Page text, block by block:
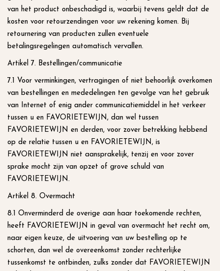
van het product onbeschadigd is, waarbij tevens geldt dat de
kosten voor retourzendingen voor uw rekening komen. Bij
retournering van producten zullen eventuele
betalingsregelingen automatisch vervallen.
Artikel 7. Bestellingen/communicatie
7.1 Voor verminkingen, vertragingen of niet behoorlijk overkomen
van bestellingen en mededelingen ten gevolge van het gebruik
van Internet of enig ander communicatiemiddel in het verkeer
tussen u en FAVORIETEWIJN, dan wel tussen
FAVORIETEWIJN en derden, voor zover betrekking hebbend
op de relatie tussen u en FAVORIETEWIJN, is
FAVORIETEWIJN niet aansprakelijk, tenzij en voor zover
sprake mocht zijn van opzet of grove schuld van
FAVORIETEWIJN.
Artikel 8. Overmacht
8.1 Onverminderd de overige aan haar toekomende rechten,
heeft FAVORIETEWIJN in geval van overmacht het recht om,
naar eigen keuze, de uitvoering van uw bestelling op te
schorten, dan wel de overeenkomst zonder rechterlijke
tussenkomst te ontbinden, zulks zonder dat FAVORIETEWIJN